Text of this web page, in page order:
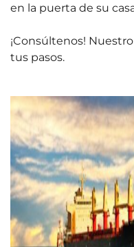
en la puerta de su
¡Consúltenos!
tus pasos.